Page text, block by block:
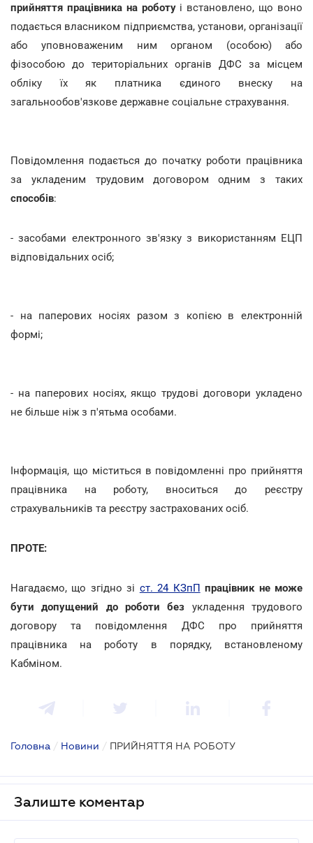
прийняття працівника на роботуі встановлено, що воно
подається власником підприємства, установи, організації
або уповноваженим ним органом (особою) або
фізособою до територіальних органів ДФС за місцем
обліку їх як платника єдиного внеску на
загальнообов'язкове державне соціальне страхування.
Повідомлення подається до початку роботи працівника
за укладеним трудовим договором одним з таких
способів:
- засобами електронного зв'язку з використанням ЕЦП
відповідальних осіб;
- на паперових носіях разом з копією в електронній
формі;
- на паперових носіях, якщо трудові договори укладено
не більше ніж з п'ятьма особами.
Інформація, що міститься в повідомленні про прийняття
працівника на роботу, вноситься до реєстру
страхувальників та реєстру застрахованих осіб.
ПРОТЕ:
Нагадаємо, що згідно зі ст. 24 КЗпП працівник не може
бути допущений до роботи без укладення трудового
договору та повідомлення ДФС про прийняття
працівника на роботу в порядку, встановленому
Кабміном.
Головна / Новини / ПРИЙНЯТТЯ НА РОБОТУ
Залиште коментар